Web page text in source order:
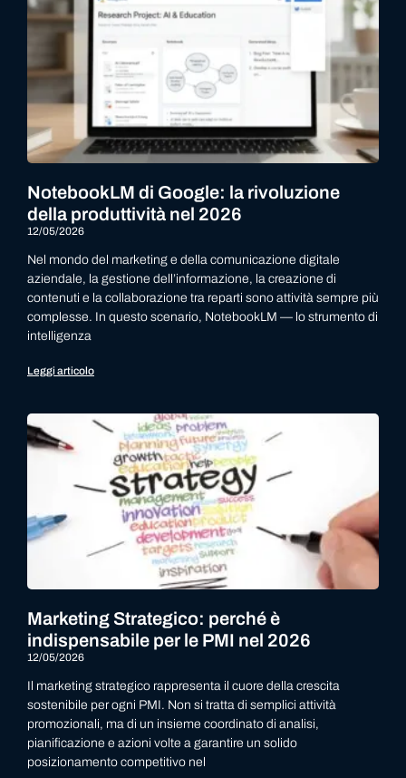
NotebookLM di Google: la rivoluzione
della produttività nel 2026
12/05/2026
Nel mondo del marketing e della comunicazione digitale
aziendale, la gestione dell’informazione, la creazione di
contenuti e la collaborazione tra reparti sono attività sempre più
complesse. In questo scenario, NotebookLM — lo strumento di
intelligenza
Leggi articolo
Marketing Strategico: perché è
indispensabile per le PMI nel 2026
12/05/2026
Il marketing strategico rappresenta il cuore della crescita
sostenibile per ogni PMI. Non si tratta di semplici attività
promozionali, ma di un insieme coordinato di analisi,
pianificazione e azioni volte a garantire un solido
posizionamento competitivo nel